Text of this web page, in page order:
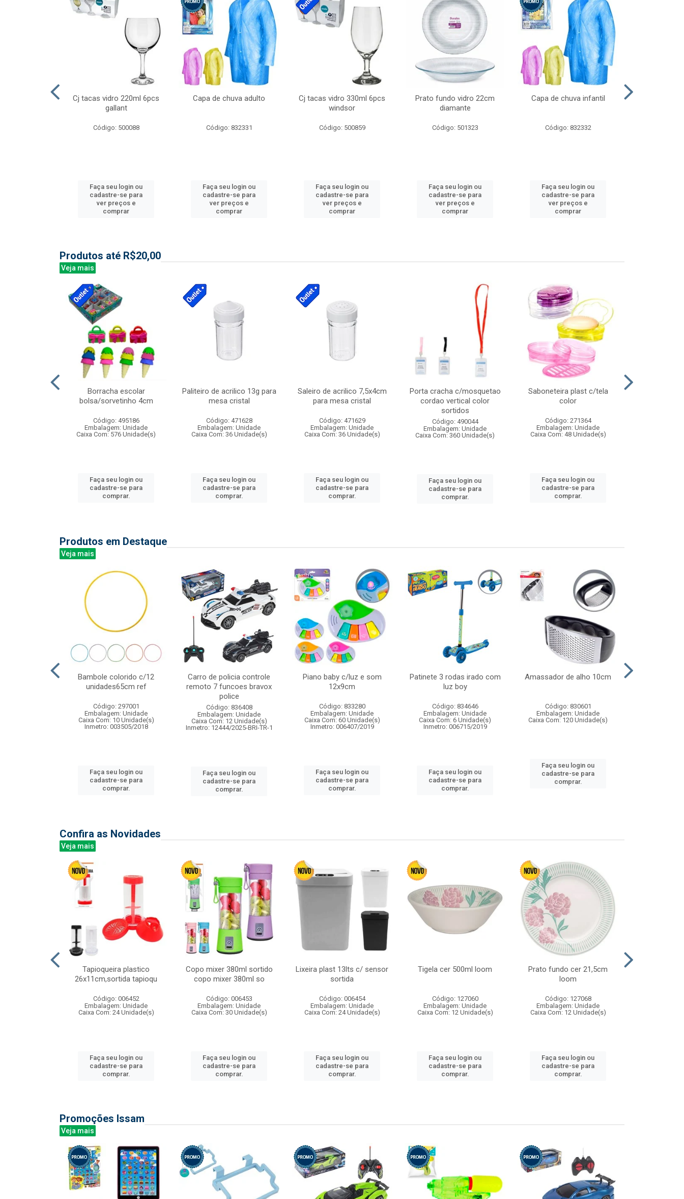
Cj tacas vidro 220ml 6pcs
gallant
Código: 500088
Faça seu login ou
cadastre-se para
ver preços e
comprar
Capa de chuva adulto
Código: 832331
Faça seu login ou
cadastre-se para
ver preços e
comprar
Cj tacas vidro 330ml 6pcs
windsor
Código: 500859
Faça seu login ou
cadastre-se para
ver preços e
comprar
Prato fundo vidro 22cm
diamante
Código: 501323
Faça seu login ou
cadastre-se para
ver preços e
comprar
Capa de chuva infantil
Código: 832332
Faça seu login ou
cadastre-se para
ver preços e
comprar
Produtos até R$20,00
Veja mais
Borracha escolar
bolsa/sorvetinho 4cm
Código: 495186
Embalagem: Unidade
Caixa Com: 576 Unidade(s)
Faça seu login ou
cadastre-se para
comprar.
Paliteiro de acrilico 13g para
mesa cristal
Código: 471628
Embalagem: Unidade
Caixa Com: 36 Unidade(s)
Faça seu login ou
cadastre-se para
comprar.
Saleiro de acrilico 7,5x4cm
para mesa cristal
Código: 471629
Embalagem: Unidade
Caixa Com: 36 Unidade(s)
Faça seu login ou
cadastre-se para
comprar.
Porta cracha c/mosquetao
cordao vertical color
sortidos
Código: 490044
Embalagem: Unidade
Caixa Com: 360 Unidade(s)
Faça seu login ou
cadastre-se para
comprar.
Saboneteira plast c/tela
color
Código: 271364
Embalagem: Unidade
Caixa Com: 48 Unidade(s)
Faça seu login ou
cadastre-se para
comprar.
Produtos em Destaque
Veja mais
Bambole colorido c/12
unidades65cm ref
Código: 297001
Embalagem: Unidade
Caixa Com: 10 Unidade(s)
Inmetro: 003505/2018
Faça seu login ou
cadastre-se para
comprar.
Carro de policia controle
remoto 7 funcoes bravox
police
Código: 836408
Embalagem: Unidade
Caixa Com: 12 Unidade(s)
Inmetro: 12444/2025-BRI-TR-1
Faça seu login ou
cadastre-se para
comprar.
Piano baby c/luz e som
12x9cm
Código: 833280
Embalagem: Unidade
Caixa Com: 60 Unidade(s)
Inmetro: 006407/2019
Faça seu login ou
cadastre-se para
comprar.
Patinete 3 rodas irado com
luz boy
Código: 834646
Embalagem: Unidade
Caixa Com: 6 Unidade(s)
Inmetro: 006715/2019
Faça seu login ou
cadastre-se para
comprar.
Amassador de alho 10cm
Código: 830601
Embalagem: Unidade
Caixa Com: 120 Unidade(s)
Faça seu login ou
cadastre-se para
comprar.
Confira as Novidades
Veja mais
Tapioqueira plastico
26x11cm,sortida tapioqu
Código: 006452
Embalagem: Unidade
Caixa Com: 24 Unidade(s)
Faça seu login ou
cadastre-se para
comprar.
Copo mixer 380ml sortido
copo mixer 380ml so
Código: 006453
Embalagem: Unidade
Caixa Com: 30 Unidade(s)
Faça seu login ou
cadastre-se para
comprar.
Lixeira plast 13lts c/ sensor
sortida
Código: 006454
Embalagem: Unidade
Caixa Com: 24 Unidade(s)
Faça seu login ou
cadastre-se para
comprar.
Tigela cer 500ml loom
Código: 127060
Embalagem: Unidade
Caixa Com: 12 Unidade(s)
Faça seu login ou
cadastre-se para
comprar.
Prato fundo cer 21,5cm
loom
Código: 127068
Embalagem: Unidade
Caixa Com: 12 Unidade(s)
Faça seu login ou
cadastre-se para
comprar.
Promoções Issam
Veja mais